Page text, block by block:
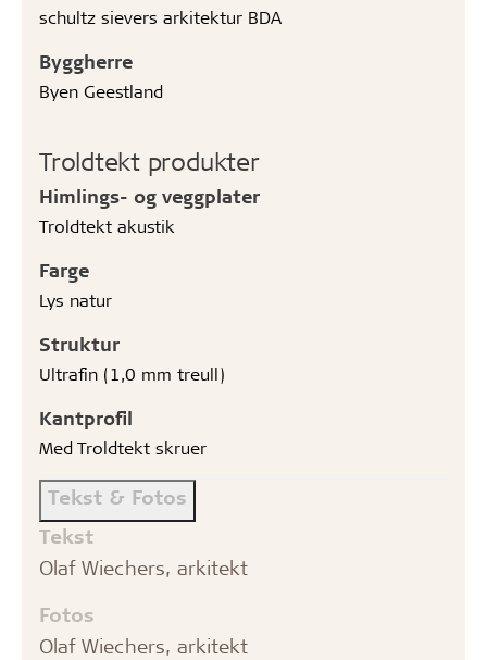
schultz sievers arkitektur BDA
Byggherre
Byen Geestland
Troldtekt produkter
Himlings- og veggplater
Troldtekt akustik
Farge
Lys natur
Struktur
Ultrafin (1,0 mm treull)
Kantprofil
Med Troldtekt skruer
Tekst & Fotos
Tekst
Olaf Wiechers, arkitekt
Fotos
Olaf Wiechers, arkitekt